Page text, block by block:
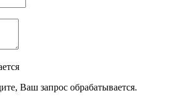
Ваш запрос обрабатывается.